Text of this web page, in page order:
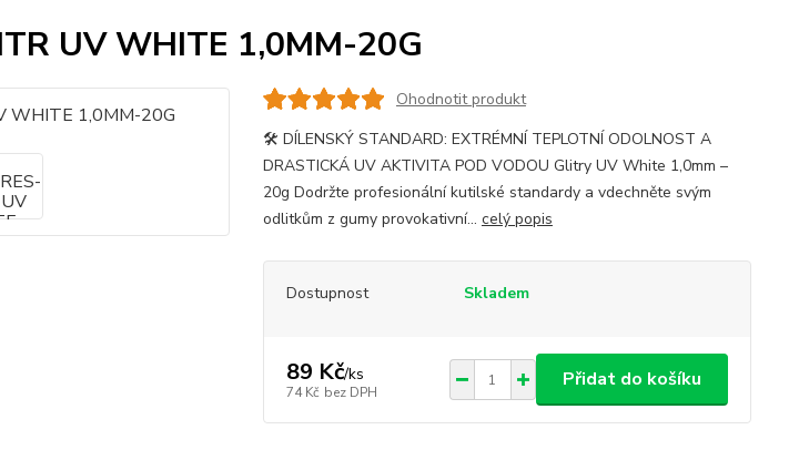
UV WHITE 1,0MM-20G
Ohodnotit produkt
🛠️ DÍLENSKÝ STANDARD: EXTRÉMNÍ TEPLOTNÍ ODOLNOST A
DRASTICKÁ UV AKTIVITA POD VODOU Glitry UV White 1,0mm –
20g Dodržte profesionální kutilské standardy a vdechněte svým
odlitkům z gumy provokativní... celý popis
Dostupnost Skladem
89 Kč/ks
74 Kč bez DPH
Přidat do košíku